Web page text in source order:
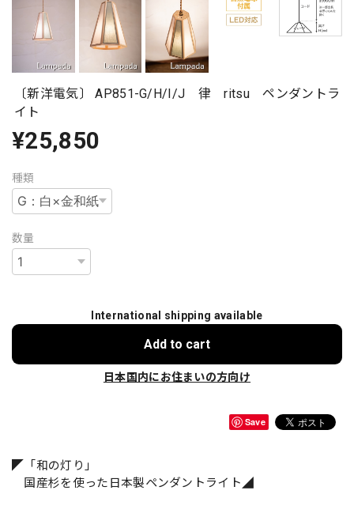
〔新洋電気〕 AP851-G/H/I/J 律 ritsu ペンダントラ
イト
¥25,850
種類
数量
International shipping available
Add to cart
日本国内にお住まいの方向け
Save
◤「和の灯り」
国産杉を使った日本製ペンダントライト◢